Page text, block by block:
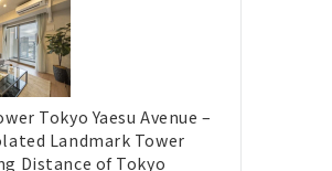
Tokyo Yaesu Avenue –
Landmark Tower
Distance of Tokyo